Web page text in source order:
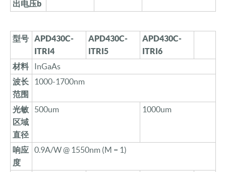
出电压b
型号 APD430C-
ITRI4
APD430C-
ITRI5
APD430C-
ITRI6
材料
InGaAs
波长
范围
1000-1700nm
光敏
区域
直径
500um 1000um
响应
度
0.9A/W @ 1550nm (M = 1)